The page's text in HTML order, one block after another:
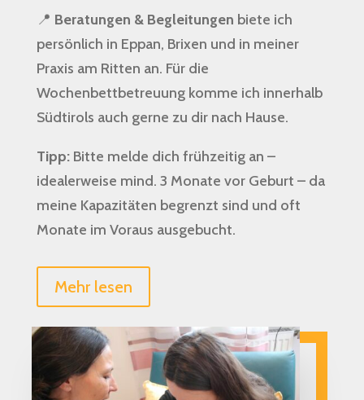
📍 Beratungen & Begleitungen biete ich
persönlich in Eppan, Brixen und in meiner
Praxis am Ritten an. Für die
Wochenbettbetreuung komme ich innerhalb
Südtirols auch gerne zu dir nach Hause.
Tipp:Bitte melde dich frühzeitig an –
idealerweise mind. 3 Monate vor Geburt – da
meine Kapazitäten begrenzt sind und oft
Monate im Voraus ausgebucht.
Mehr lesen